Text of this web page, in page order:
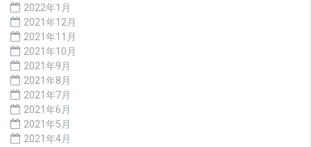
2022年1月
2021年12月
2021年11月
2021年10月
2021年9月
2021年8月
2021年7月
2021年6月
2021年5月
2021年4月